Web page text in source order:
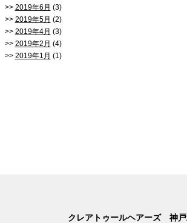
2019年6月 (3)
2019年5月 (2)
2019年4月 (3)
2019年2月 (4)
2019年1月 (1)
クレアトゥールヘアーズ 神